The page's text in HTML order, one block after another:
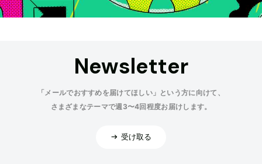
Newsletter
「メールでおすすめを届けてほしい」という方に向けて、
さまざまなテーマで週3〜4回程度お届けします。
受け取る